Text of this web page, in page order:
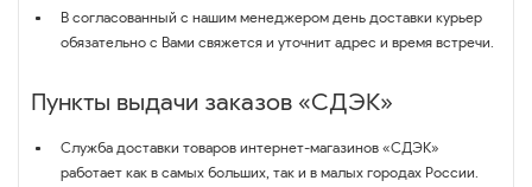
В согласованный с нашим менеджером день доставки курьер
обязательно с Вами свяжется и уточнит адрес и время встречи.
Пункты выдачи заказов «СДЭК»
Служба доставки товаров интернет-магазинов «СДЭК»
работает как в самых больших, так и в малых городах России.